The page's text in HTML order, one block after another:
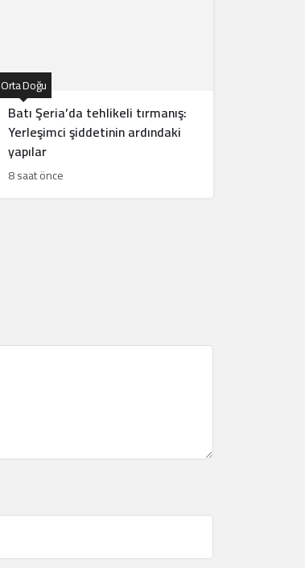
Batı Şeria’da tehlikeli tırmanış:
Yerleşimci şiddetinin ardındaki
yapılar
Orta Doğu
8 saat önce